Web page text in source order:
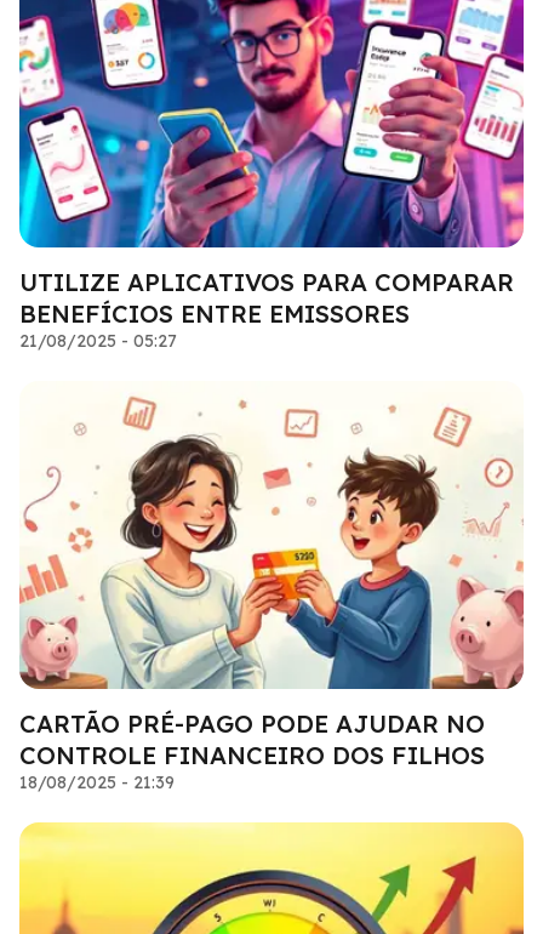
UTILIZE APLICATIVOS PARA COMPARAR
BENEFÍCIOS ENTRE EMISSORES
21/08/2025 - 05:27
CARTÃO PRÉ-PAGO PODE AJUDAR NO
CONTROLE FINANCEIRO DOS FILHOS
18/08/2025 - 21:39